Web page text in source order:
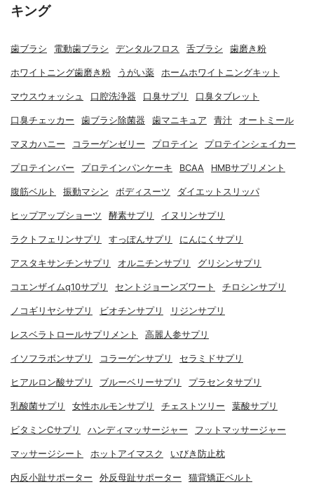
キング
歯ブラシ 電動歯ブラシ デンタルフロス 舌ブラシ 歯磨き粉
ホワイトニング歯磨き粉 うがい薬 ホームホワイトニングキット
マウスウォッシュ 口腔洗浄器 口臭サプリ 口臭タブレット
口臭チェッカー 歯ブラシ除菌器 歯マニキュア 青汁 オートミール
マヌカハニー コラーゲンゼリー プロテイン プロテインシェイカー
プロテインバー プロテインパンケーキ BCAA HMBサプリメント
腹筋ベルト 振動マシン ボディスーツ ダイエットスリッパ
ヒップアップショーツ 酵素サプリ イヌリンサプリ
ラクトフェリンサプリ すっぽんサプリ にんにくサプリ
アスタキサンチンサプリ オルニチンサプリ グリシンサプリ
コエンザイムq10サプリ セントジョーンズワート チロシンサプリ
ノコギリヤシサプリ ビオチンサプリ リジンサプリ
レスベラトロールサプリメント 高麗人参サプリ
イソフラボンサプリ コラーゲンサプリ セラミドサプリ
ヒアルロン酸サプリ ブルーベリーサプリ プラセンタサプリ
乳酸菌サプリ 女性ホルモンサプリ チェストツリー 葉酸サプリ
ビタミンCサプリ ハンディマッサージャー フットマッサージャー
マッサージシート ホットアイマスク いびき防止枕
内反小趾サポーター 外反母趾サポーター 猫背矯正ベルト